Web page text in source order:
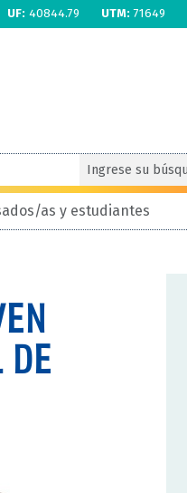
UF: 40844.79 UTM: 71649
as y estudiantes
DE